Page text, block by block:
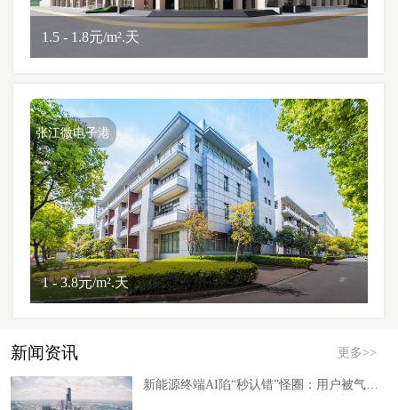
1.5 - 1.8元/m².天
张江微电子港
1 - 3.8元/m².天
新闻资讯 更多>>